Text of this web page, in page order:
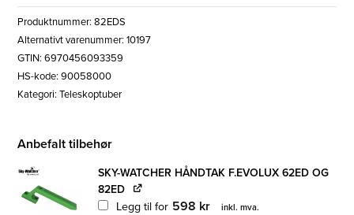
Produktnummer:82EDS
Alternativt varenummer: 10197
GTIN: 6970456093359
HS-kode: 90058000
Kategori:Teleskoptuber
Anbefalt tilbehør
SKY-WATCHER HÅNDTAK F.EVOLUX 62ED OG
82ED
Legg til for 598 kr inkl. mva.